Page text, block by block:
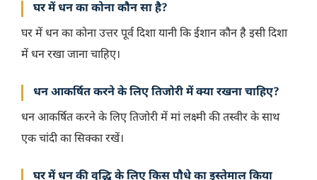
घर में धन का कोना कौन सा है?
घर में धन का कोना उत्तर पूर्व दिशा यानी कि ईशान कौन है इसी दिशा
में धन रखा जाना चाहिए।
धन आकर्षित करने के लिए तिजोरी में क्या रखना चाहिए?
धन आकर्षित करने के लिए तिजोरी में मां लक्ष्मी की तस्वीर के साथ
एक चांदी का सिक्का रखें।
घर में धन की वृद्धि के लिए किस पौधे का इस्तेमाल किया